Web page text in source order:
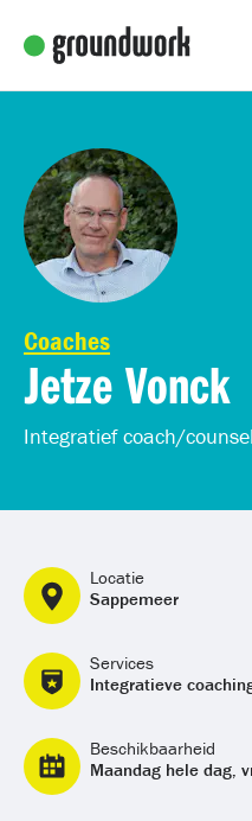
Coaches
Jetze Vonck
Integratief coach/
Locatie
Sappemeer
Services
Integratieve
Beschikbaarheid
Maandag hele dag,